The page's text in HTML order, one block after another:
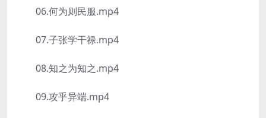
06.何为则民服.mp4
07.子张学干禄.mp4
08.知之为知之.mp4
09.攻乎异端.mp4